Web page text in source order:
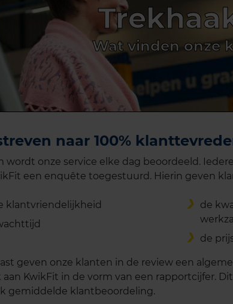
Wat vinden onze
naar 100%
wordt onze service elke dag beoordeeld.
een enquête toegestuurd. Hierin geven
klantvriendelijkheid
de
de
geven onze klanten in de review een
aan KwikFit in de vorm van een rapportcijfer.
gemiddelde klantbeoordeling.